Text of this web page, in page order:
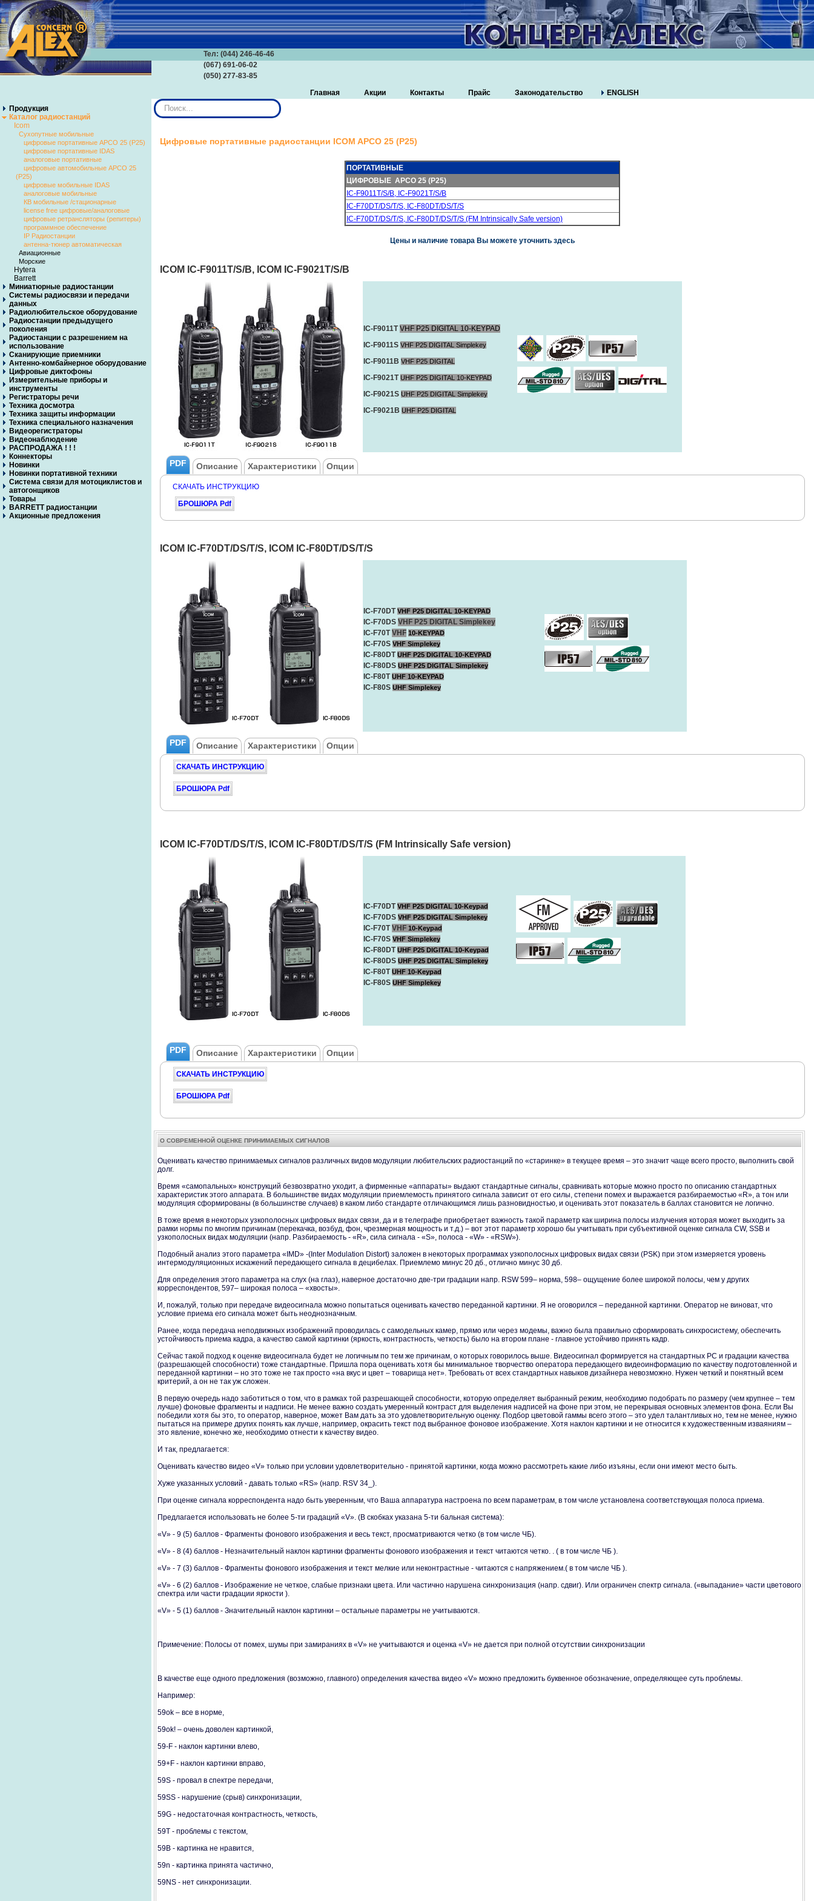
Тел: (044) 246-46-46
(067) 691-06-02
(050) 277-83-85
Главная
Акции Контакты Прайс Законодательство
ENGLISH
Продукция
Каталог радиостанций
Icom
Сухопутные мобильные
цифровые портативные APCO 25 (P25)
цифровые портативные IDAS
аналоговые портативные
цифровые автомобильные APCO 25
(P25)
цифровые мобильные IDAS
аналоговые мобильные
КВ мобильные /стационарные
license free цифровые/аналоговые
цифровые ретрансляторы (репитеры)
программное обеспечение
IP Радиостанции
антенна-тюнер автоматическая
Авиационные
Морские
Hytera
Barrett
Миниатюрные радиостанции
Системы радиосвязи и передачи
данных
Радиолюбительское оборудование
Радиостанции предыдущего
поколения
Радиостанции с разрешением на
использование
Сканирующие приемники
Антенно-комбайнерное оборудование
Цифровые диктофоны
Измерительные приборы и
инструменты
Регистраторы речи
Техника досмотра
Техника защиты информации
Техника специального назначения
Видеорегистраторы
Видеонаблюдение
РАСПРОДАЖА ! ! !
Коннекторы
Новинки
Новинки портативной техники
Система связи для мотоциклистов и
автогонщиков
Товары
BARRETT радиостанции
Акционные предложения
Искать...
Цифровые портативные радиостанции ICOM APCO 25 (P25)
ПОРТАТИВНЫЕ
ЦИФРОВЫЕ APCO 25 (P25)
IC-F9011T/S/B, IC-F9021T/S/B
IC-F70DT/DS/T/S, IC-F80DT/DS/T/S
IC-F70DT/DS/T/S, IC-F80DT/DS/T/S (FM Intrinsically Safe version)
Цены и наличие товара Вы можете уточнить здесь
ICOM IC-F9011T/S/B, ICOM IC-F9021T/S/B
IC-F9011TVHF P25 DIGITAL 10-KEYPAD
IC-F9011S VHF P25 DIGITAL Simplekey
IC-F9011B VHF P25 DIGITAL
IC-F9021TUHF P25 DIGITAL 10-KEYPAD
IC-F9021S UHF P25 DIGITAL Simplekey
IC-F9021B UHF P25 DIGITAL
PDF Описание Характеристики Опции
СКАЧАТЬ ИНСТРУКЦИЮ
БРОШЮРА Pdf
ICOM IC-F70DT/DS/T/S, ICOM IC-F80DT/DS/T/S
IC-F70DTVHF P25 DIGITAL 10-KEYPAD
IC-F70DS VHF P25 DIGITAL Simplekey
IC-F70TVHF 10-KEYPAD
IC-F70S VHF Simplekey
IC-F80DTUHF P25 DIGITAL 10-KEYPAD
IC-F80DS UHF P25 DIGITAL Simplekey
IC-F80TUHF 10-KEYPAD
IC-F80S UHF Simplekey
PDF Описание Характеристики Опции
СКАЧАТЬ ИНСТРУКЦИЮ
БРОШЮРА Pdf
ICOM IC-F70DT/DS/T/S, ICOM IC-F80DT/DS/T/S (FM Intrinsically Safe version)
IC-F70DTVHF P25 DIGITAL 10-Keypad
IC-F70DS VHF P25 DIGITAL Simplekey
IC-F70TVHF 10-Keypad
IC-F70S VHF Simplekey
IC-F80DTUHF P25 DIGITAL 10-Keypad
IC-F80DS UHF P25 DIGITAL Simplekey
IC-F80TUHF 10-Keypad
IC-F80S UHF Simplekey
PDF Описание Характеристики Опции
СКАЧАТЬ ИНСТРУКЦИЮ
БРОШЮРА Pdf
О СОВРЕМЕННОЙ ОЦЕНКЕ ПРИНИМАЕМЫХ СИГНАЛОВ
Oценивать качество принимаемых сигналов различных видов модуляции любительских радиостанций по «старинке» в текущее время – это значит чаще всего просто, выполнить свой
долг.
Время «самопальных» конструкций безвозвратно уходит, а фирменные «аппараты» выдают стандартные сигналы, сравнивать которые можно просто по описанию стандартных
характеристик этого аппарата. В большинстве видах модуляции приемлемость принятого сигнала зависит от его силы, степени помех и выражается разбираемостью «R», а тон или
модуляция сформированы (в большинстве случаев) в каком либо стандарте отличающимся лишь разновидностью, и оценивать этот показатель в баллах становится не логично.
В тоже время в некоторых узкополосных цифровых видах связи, да и в телеграфе приобретает важность такой параметр как ширина полосы излучения которая может выходить за
рамки нормы по многим причинам (перекачка, возбуд, фон, чрезмерная мощность и т.д.) – вот этот параметр хорошо бы учитывать при субъективной оценке сигнала СW, SSB и
узкополосных видах модуляции (напр. Разбираемость - «R», сила сигнала - «S», полоса - «W» - «RSW»).
Подобный анализ этого параметра «IMD» -(Inter Modulation Distort) заложен в некоторых программах узкополосных цифровых видах связи (PSK) при этом измеряется уровень
интермодуляционных искажений передающего сигнала в децибелах. Приемлемо минус 20 дб., отлично минус 30 дб.
Для определения этого параметра на слух (на глаз), наверное достаточно две-три градации напр. RSW 599– норма, 598– ощущение более широкой полосы, чем у других
корреспондентов, 597– широкая полоса – «хвосты».
И, пожалуй, только при передаче видеосигнала можно попытаться оценивать качество переданной картинки. Я не оговорился – переданной картинки. Оператор не виноват, что
условие приема его сигнала может быть неоднозначным.
Ранее, когда передача неподвижных изображений проводилась с самодельных камер, прямо или через модемы, важно была правильно сформировать синхросистему, обеспечить
устойчивость приема кадра, а качество самой картинки (яркость, контрастность, четкость) было на втором плане - главное устойчиво принять кадр.
Сейчас такой подход к оценке видеосигнала будет не логичным по тем же причинам, о которых говорилось выше. Видеосигнал формируется на стандартных РС и градации качества
(разрешающей способности) тоже стандартные. Пришла пора оценивать хотя бы минимальное творчество оператора передающего видеоинформацию по качеству подготовленной и
переданной картинки – но это тоже не так просто «на вкус и цвет – товарища нет». Требовать от всех стандартных навыков дизайнера невозможно. Нужен четкий и понятный всем
критерий, а он не так уж сложен.
В первую очередь надо заботиться о том, что в рамках той разрешающей способности, которую определяет выбранный режим, необходимо подобрать по размеру (чем крупнее – тем
лучше) фоновые фрагменты и надписи. Не менее важно создать умеренный контраст для выделения надписей на фоне при этом, не перекрывая основных элементов фона. Если Вы
победили хотя бы это, то оператор, наверное, может Вам дать за это удовлетворительную оценку. Подбор цветовой гаммы всего этого – это удел талантливых но, тем не менее, нужно
пытаться на примере других понять как лучше, например, окрасить текст под выбранное фоновое изображение. Хотя наклон картинки и не относится к художественным изваяниям –
это явление, конечно же, необходимо отнести к качеству видео.
И так, предлагается:
Оценивать качество видео «V» только при условии удовлетворительно - принятой картинки, когда можно рассмотреть какие либо изъяны, если они имеют место быть.
Хуже указанных условий - давать только «RS» (напр. RSV 34_).
При оценке сигнала корреспондента надо быть уверенным, что Ваша аппаратура настроена по всем параметрам, в том числе установлена соответствующая полоса приема.
Предлагается использовать не более 5-ти градаций «V». (В скобках указана 5-ти бальная система):
«V» - 9 (5) баллов - Фрагменты фонового изображения и весь текст, просматриваются четко (в том числе ЧБ).
«V» - 8 (4) баллов - Незначительный наклон картинки фрагменты фонового изображения и текст читаются четко. . ( в том числе ЧБ ).
«V» - 7 (3) баллов - Фрагменты фонового изображения и текст мелкие или неконтрастные - читаются с напряжением.( в том числе ЧБ ).
«V» - 6 (2) баллов - Изображение не четкое, слабые признаки цвета. Или частично нарушена синхронизация (напр. сдвиг). Или ограничен спектр сигнала. («выпадание» части цветового
спектра или части градации яркости ).
«V» - 5 (1) баллов - Значительный наклон картинки – остальные параметры не учитываются.
Примечение: Полосы от помех, шумы при замираниях в «V» не учитываются и оценка «V» не дается при полной отсутствии синхронизации
В качестве еще одного предложения (возможно, главного) определения качества видео «V» можно предложить буквенное обозначение, определяющее суть проблемы.
Например:
59ok – все в норме,
59ok! – очень доволен картинкой,
59-F - наклон картинки влево,
59+F - наклон картинки вправо,
59S - провал в спектре передачи,
59SS - нарушение (срыв) синхронизации,
59G - недостаточная контрастность, четкость,
59T - проблемы с текстом,
59B - картинка не нравится,
59n - картинка принята частично,
59NS - нет синхронизации.